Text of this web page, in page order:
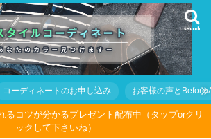
search
コーディネートのお申し込み お客様の声とBefore
るコツが分かるプレゼント配布中（タップorクリ
ックして下さいね）